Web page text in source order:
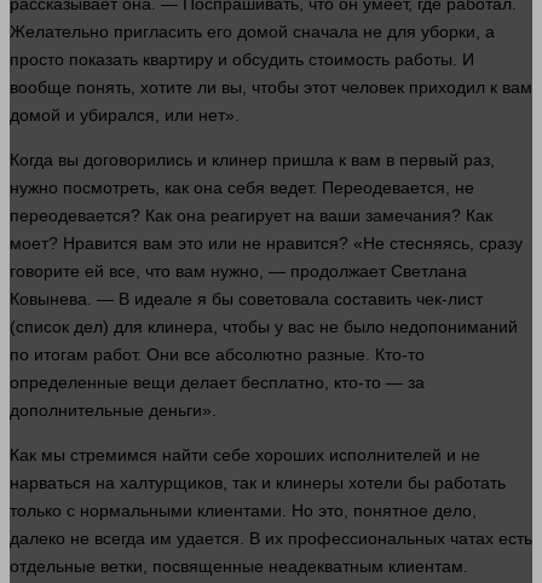
Желательно пригласить его домой сначала не для уборки, а
просто показать квартиру и обсудить стоимость работы . И
вообще понять , хотите ли вы, чтобы этот человек приходил к вам
домой и убирался, или нет».
Когда вы договорились и клинер пришла к вам в первый раз,
нужно посмотреть, как она себя ведет. Переодевается, не
переодевается? Как она реагирует на ваши замечания? Как
моет? Нравится вам это или не нравится? «Не стесняясь, сразу
говорите ей все, что вам нужно , — продолжает Светлана
Ковынева. — В идеале я бы советовала составить чек-лист
(список дел) для клинера, чтобы у вас не было недопониманий
по итогам работ. Они все абсолютно разные. Кто-то
определенные вещи делает бесплатно, кто-то — за
дополнительные деньги».
Как мы стремимся найти себе хороших исполнителей и не
нарваться на халтурщиков, так и клинеры хотели бы работать
только с нормальными клиентами. Но это, понятное дело,
далеко не всегда им удается. В их профессиональных чатах есть
отдельные ветки, посвященные неадекватным клиентам.